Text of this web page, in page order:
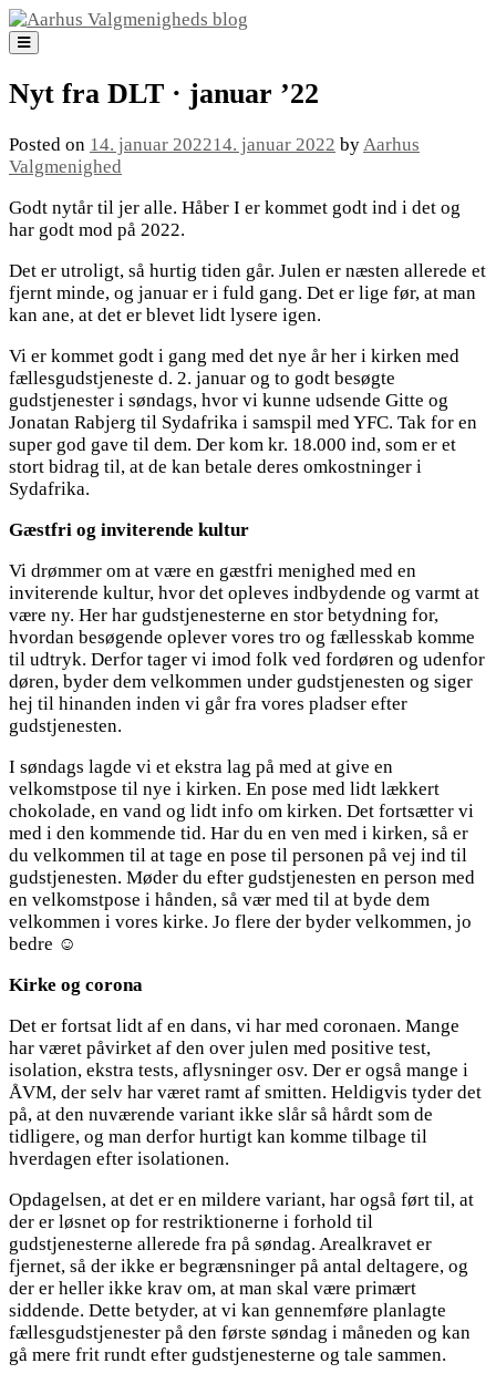
Skip
to
Nyt fra DLT · januar ’22
Posted on 14. januar 202214. januar 2022 byAarhus
Valgmenighed
Godt nytår til jer alle. Håber I er kommet godt ind i det og
har godt mod på 2022.
Det er utroligt, så hurtig tiden går. Julen er næsten allerede et
fjernt minde, og januar er i fuld gang. Det er lige før, at man
kan ane, at det er blevet lidt lysere igen.
Vi er kommet godt i gang med det nye år her i kirken med
fællesgudstjeneste d. 2. januar og to godt besøgte
gudstjenester i søndags, hvor vi kunne udsende Gitte og
Jonatan Rabjerg til Sydafrika i samspil med YFC. Tak for en
super god gave til dem. Der kom kr. 18.000 ind, som er et
stort bidrag til, at de kan betale deres omkostninger i
Sydafrika.
Gæstfri og inviterende kultur
Vi drømmer om at være en gæstfri menighed med en
inviterende kultur, hvor det opleves indbydende og varmt at
være ny. Her har gudstjenesterne en stor betydning for,
hvordan besøgende oplever vores tro og fællesskab komme
til udtryk. Derfor tager vi imod folk ved fordøren og udenfor
døren, byder dem velkommen under gudstjenesten og siger
hej til hinanden inden vi går fra vores pladser efter
gudstjenesten.
I søndags lagde vi et ekstra lag på med at give en
velkomstpose til nye i kirken. En pose med lidt lækkert
chokolade, en vand og lidt info om kirken. Det fortsætter vi
med i den kommende tid. Har du en ven med i kirken, så er
du velkommen til at tage en pose til personen på vej ind til
gudstjenesten. Møder du efter gudstjenesten en person med
en velkomstpose i hånden, så vær med til at byde dem
velkommen i vores kirke. Jo flere der byder velkommen, jo
bedre ☺
Kirke og corona
Det er fortsat lidt af en dans, vi har med coronaen. Mange
har været påvirket af den over julen med positive test,
isolation, ekstra tests, aflysninger osv. Der er også mange i
ÅVM, der selv har været ramt af smitten. Heldigvis tyder det
på, at den nuværende variant ikke slår så hårdt som de
tidligere, og man derfor hurtigt kan komme tilbage til
hverdagen efter isolationen.
Opdagelsen, at det er en mildere variant, har også ført til, at
der er løsnet op for restriktionerne i forhold til
gudstjenesterne allerede fra på søndag. Arealkravet er
fjernet, så der ikke er begrænsninger på antal deltagere, og
der er heller ikke krav om, at man skal være primært
siddende. Dette betyder, at vi kan gennemføre planlagte
fællesgudstjenester på den første søndag i måneden og kan
gå mere frit rundt efter gudstjenesterne og tale sammen.